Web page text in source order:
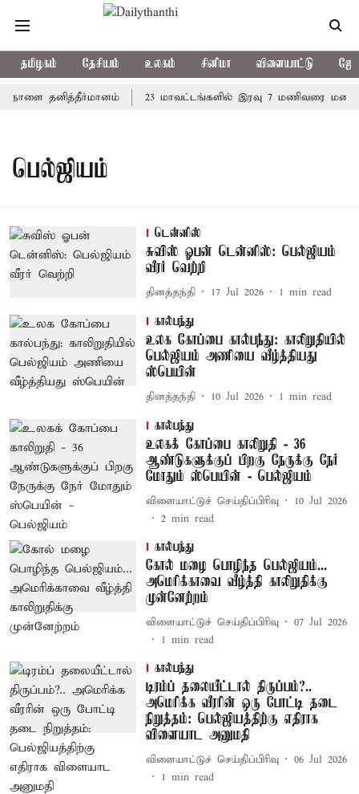
தமிழகம் தேசியம் உலகம் சினிமா விளையாட்டு
நாளை தனித்தீர்மானம் 23 மாவட்டங்களில் இரவு 7 மணிவரை மழை
பெல்ஜியம்
டென்னிஸ்
சுவிஸ் ஓபன் டென்னிஸ்: பெல்ஜியம்
வீரர் வெற்றி
தினத்தந்தி 17 Jul 2026 1 min read
கால்பந்து
உலக கோப்பை கால்பந்து: காலிறுதியில்
பெல்ஜியம் அணியை வீழ்த்தியது
ஸ்பெயின்
தினத்தந்தி 10 Jul 2026 1 min read
கால்பந்து
உலகக் கோப்பை காலிறுதி - 36
ஆண்டுகளுக்குப் பிறகு நேருக்கு நேர்
மோதும் ஸ்பெயின் - பெல்ஜியம்
விளையாட்டுச் செய்திப்பிரிவு
10 Jul 2026
2 min read
கால்பந்து
கோல் மழை பொழிந்த பெல்ஜியம்...
அமெரிக்காவை வீழ்த்தி காலிறுதிக்கு
முன்னேற்றம்
விளையாட்டுச் செய்திப்பிரிவு
07 Jul 2026
1 min read
கால்பந்து
டிரம்ப் தலையீட்டால் திருப்பம்?..
அமெரிக்க வீரரின் ஒரு போட்டி தடை
நிறுத்தம்: பெல்ஜியத்திற்கு எதிராக
விளையாட அனுமதி
விளையாட்டுச் செய்திப்பிரிவு
06 Jul 2026
1 min read